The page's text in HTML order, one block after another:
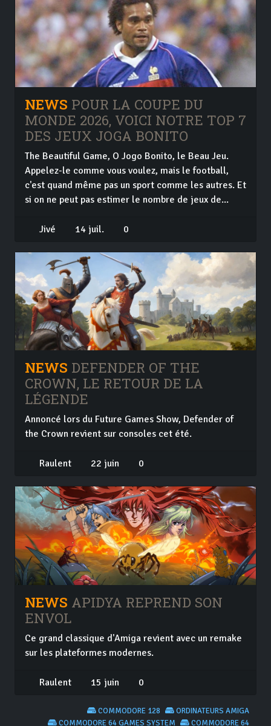
NEWS POUR LA COUPE DU
MONDE 2026, VOICI NOTRE TOP 7
DES JEUX JOGA BONITO
The Beautiful Game, O Jogo Bonito, le Beau Jeu.
Appelez-le comme vous voulez, mais le football,
c'est quand même pas un sport comme les autres. Et
si on ne peut pas estimer le nombre de jeux de...
Jivé 14 juil. 0
NEWS DEFENDER OF THE
CROWN, LE RETOUR DE LA
LÉGENDE
Annoncé lors du Future Games Show, Defender of
the Crown revient sur consoles cet été.
Raulent 22 juin 0
NEWS APIDYA REPREND SON
ENVOL
Ce grand classique d'Amiga revient avec un remake
sur les plateformes modernes.
Raulent 15 juin 0
ORDINATEURS AMIGA
COMMODORE 128
COMMODORE 64
COMMODORE 64 GAMES SYSTEM